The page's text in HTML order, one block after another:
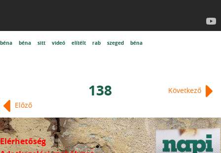
béna béna sitt videó elítélt rab szeged béna
Előző
Következő
138
Elérhetőség